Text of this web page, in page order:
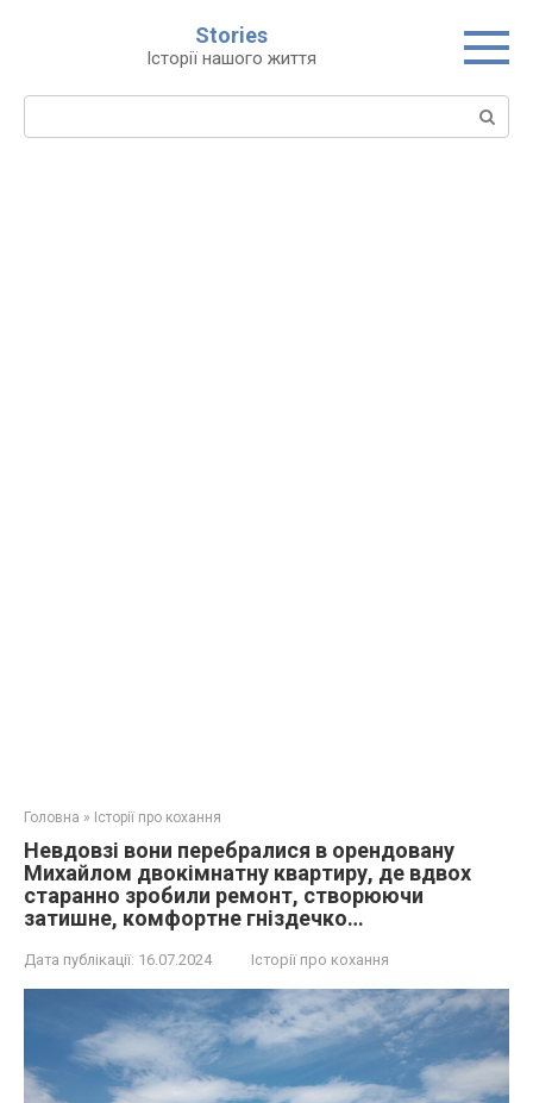
Stories
Історії нашого життя
Пошук:
Головна » Історії про кохання
Невдовзі вони перебралися в орендовану
Михайлом двокімнатну квартиру, де вдвох
старанно зробили ремонт, створюючи
затишне, комфортне гніздечко…
Дата публікації: 16.07.2024 Історії про кохання